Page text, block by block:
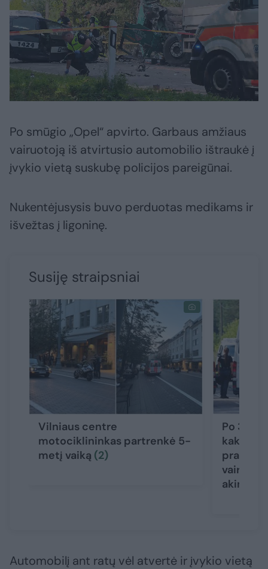
Po smūgio „Opel“ apvirto. Garbaus amžiaus
vairuotoją iš atvirtusio automobilio ištraukė į
įvykio vietą suskubę policijos pareigūnai.
Nukentėjusysis buvo perduotas medikams ir
išvežtas į ligoninę.
Susiję straipsniai
Vilniaus centre
motociklininkas partrenkė 5-
metį vaiką (2)
Po 3
prabilo
Automobilį ant ratų vėl atvertė ir įvykio vietą